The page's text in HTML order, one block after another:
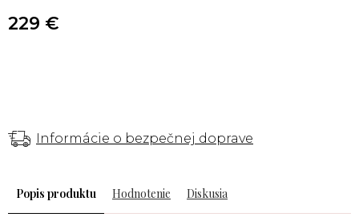
Informácie o bezpečnej doprave
229 €
Popis Hodnotenie Diskusia